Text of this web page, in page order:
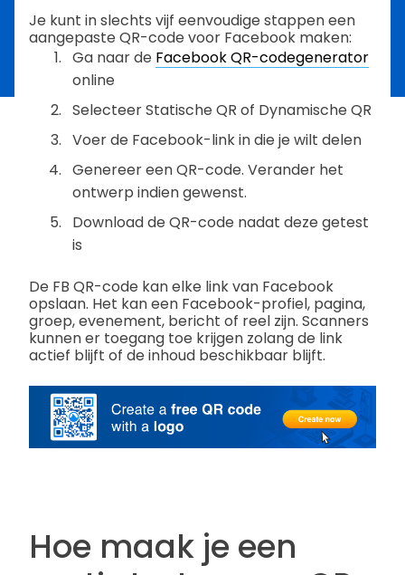
Je kunt in slechts vijf eenvoudige stappen een
aangepaste QR-code voor Facebook maken:
Ga naar de Facebook QR-codegenerator
online
Selecteer Statische QR of Dynamische QR
Voer de Facebook-link in die je wilt delen
Genereer een QR-code. Verander het
ontwerp indien gewenst.
Download de QR-code nadat deze getest
is
De FB QR-code kan elke link van Facebook
opslaan. Het kan een Facebook-profiel, pagina,
groep, evenement, bericht of reel zijn. Scanners
kunnen er toegang toe krijgen zolang de link
actief blijft of de inhoud beschikbaar blijft.
Hoe maak je een